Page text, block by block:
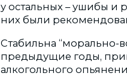
у остальных – ушибы и
них были
Стабильна “морально-
предыдущие годы,
алкогольного